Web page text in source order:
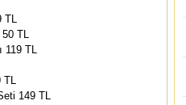
TL
50 TL
119 TL
TL
149 TL